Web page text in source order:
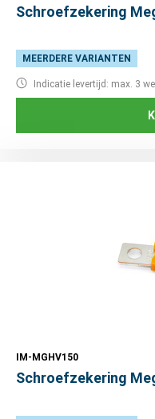
Schroefzekering
MEERDERE VARIANTEN
Indicatie levertijd: max. 3
IM-MGHV150
Schroefzekering